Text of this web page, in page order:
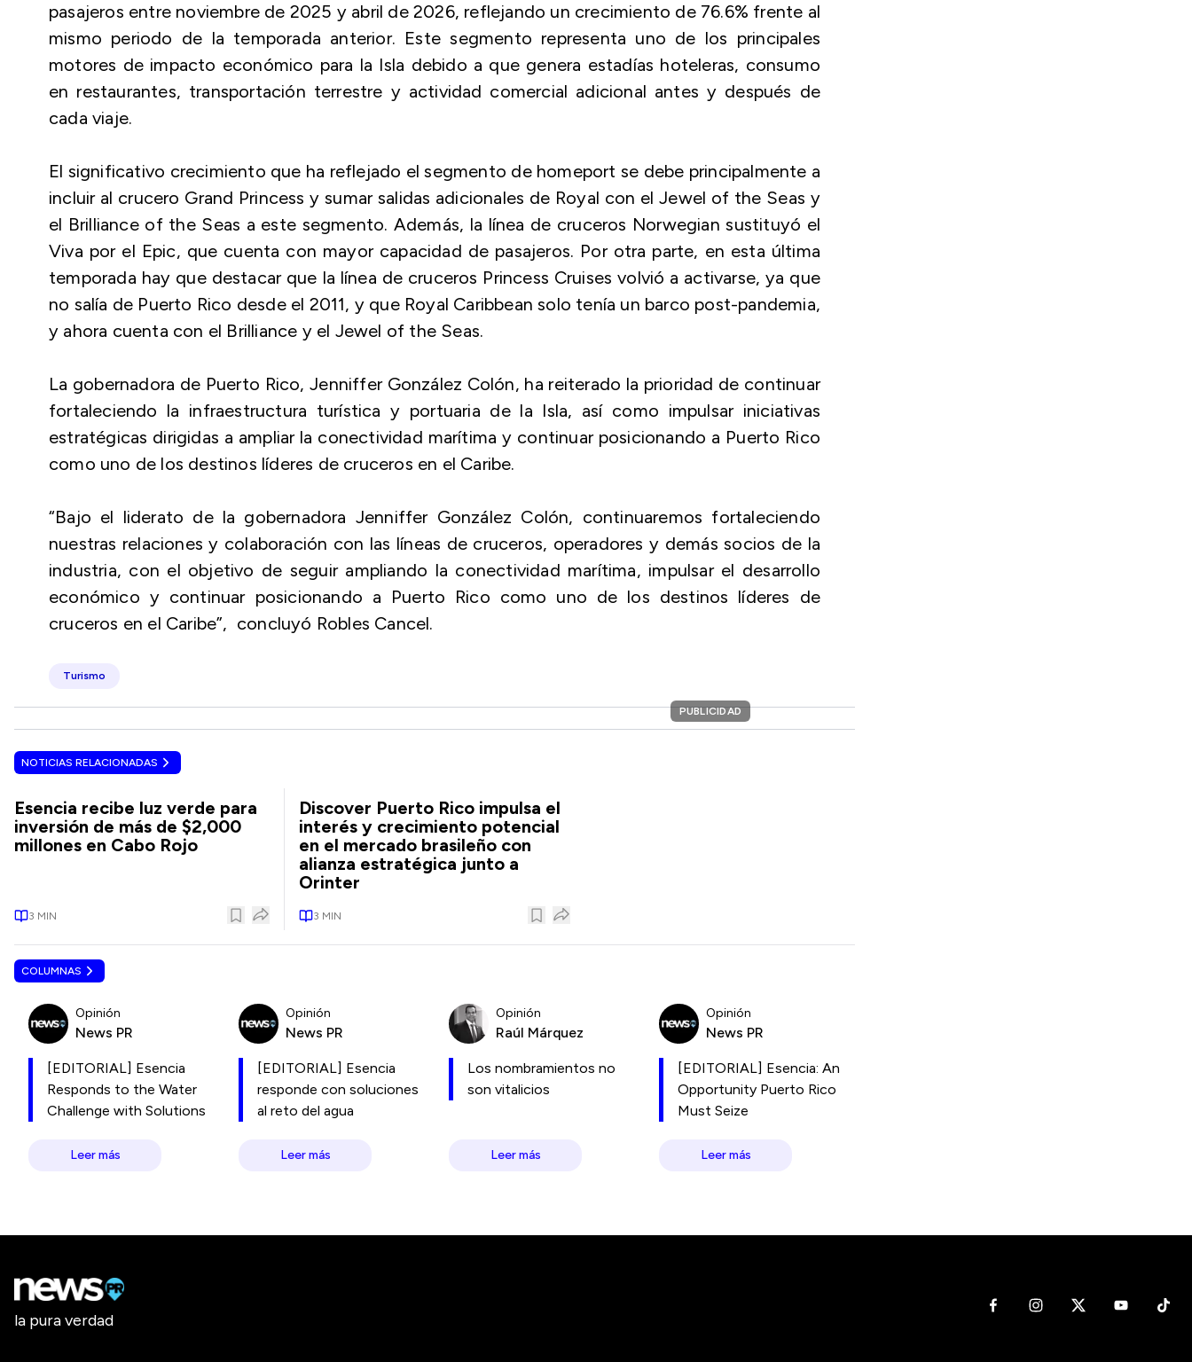
pasajeros entre noviembre de 2025 y abril de 2026, reflejando un crecimiento de 76.6% frente al
mismo periodo de la temporada anterior. Este segmento representa uno de los principales
motores de impacto económico para la Isla debido a que genera estadías hoteleras, consumo
en restaurantes, transportación terrestre y actividad comercial adicional antes y después de
cada viaje.
El significativo crecimiento que ha reflejado el segmento de homeport se debe principalmente a
incluir al crucero Grand Princess y sumar salidas adicionales de Royal con el Jewel of the Seas y
el Brilliance of the Seas a este segmento. Además, la línea de cruceros Norwegian sustituyó el
Viva por el Epic, que cuenta con mayor capacidad de pasajeros. Por otra parte, en esta última
temporada hay que destacar que la línea de cruceros Princess Cruises volvió a activarse, ya que
no salía de Puerto Rico desde el 2011, y que Royal Caribbean solo tenía un barco post-pandemia,
y ahora cuenta con el Brilliance y el Jewel of the Seas.
La gobernadora de Puerto Rico, Jenniffer González Colón, ha reiterado la prioridad de continuar
fortaleciendo la infraestructura turística y portuaria de la Isla, así como impulsar iniciativas
estratégicas dirigidas a ampliar la conectividad marítima y continuar posicionando a Puerto Rico
como uno de los destinos líderes de cruceros en el Caribe.
“Bajo el liderato de la gobernadora Jenniffer González Colón, continuaremos fortaleciendo
nuestras relaciones y colaboración con las líneas de cruceros, operadores y demás socios de la
industria, con el objetivo de seguir ampliando la conectividad marítima, impulsar el desarrollo
económico y continuar posicionando a Puerto Rico como uno de los destinos líderes de
cruceros en el Caribe”, concluyó Robles Cancel.
Turismo
PUBLICIDAD
NOTICIAS RELACIONADAS
Esencia recibe luz verde para
inversión de más de $2,000
millones en Cabo Rojo
3 MIN
Discover Puerto Rico impulsa el
interés y crecimiento potencial
en el mercado brasileño con
alianza estratégica junto a
Orinter
3 MIN
COLUMNAS
Opinión
News PR
[EDITORIAL] Esencia
Responds to the Water
Challenge with Solutions
Leer más
Opinión
News PR
[EDITORIAL] Esencia
responde con soluciones
al reto del agua
Leer más
Opinión
Raúl Márquez
Los nombramientos no
son vitalicios
Leer más
Opinión
News PR
[EDITORIAL] Esencia: An
Opportunity Puerto Rico
Must Seize
Leer más
la pura verdad